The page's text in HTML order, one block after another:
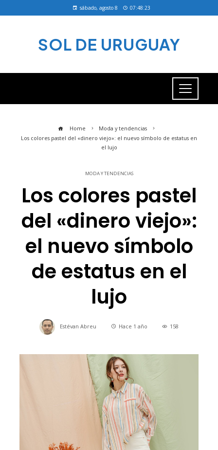
sábado, agosto 8 07:48:23
SOL DE URUGUAY
Home
Moda y tendencias
Los colores pastel del «dinero viejo»: el nuevo símbolo de estatus en
el lujo
MODA Y TENDENCIAS
Los colores pastel
del «dinero viejo»:
el nuevo símbolo
de estatus en el
lujo
Estévan Abreu Hace 1 año 158